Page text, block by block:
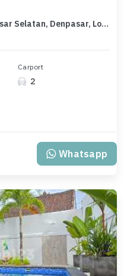
Rumah Sewa di Kawasan Denpasar Selatan, Denpasar, Lokasi Strategis, Harga Menarik
Carport
2
Whatsapp